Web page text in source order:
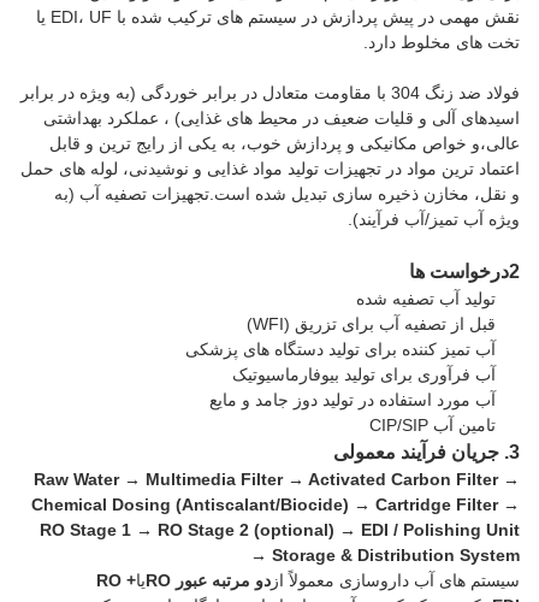
نقش مهمی در پیش پردازش در سیستم های ترکیب شده با EDI، UF یا
تخت های مخلوط دارد.
فولاد ضد زنگ 304 با مقاومت متعادل در برابر خوردگی (به ویژه در برابر
اسیدهای آلی و قلیات ضعیف در محیط های غذایی) ، عملکرد بهداشتی
عالی،و خواص مکانیکی و پردازش خوب، به یکی از رایج ترین و قابل
اعتماد ترین مواد در تجهیزات تولید مواد غذایی و نوشیدنی، لوله های حمل
و نقل، مخازن ذخیره سازی تبدیل شده است.تجهیزات تصفیه آب (به
ویژه آب تمیز/آب فرآیند).
2درخواست ها
تولید آب تصفیه شده
قبل از تصفیه آب برای تزریق (WFI)
آب تمیز کننده برای تولید دستگاه های پزشکی
آب فرآوری برای تولید بیوفارماسیوتیک
آب مورد استفاده در تولید دوز جامد و مایع
تامین آب CIP/SIP
3. جریان فرآیند معمولی
Raw Water → Multimedia Filter → Activated Carbon Filter →
Chemical Dosing (Antiscalant/Biocide) → Cartridge Filter →
RO Stage 1 → RO Stage 2 (optional) → EDI / Polishing Unit
→ Storage & Distribution System
سیستم های آب داروسازی معمولاً از دو مرتبه عبور RO یاRO +